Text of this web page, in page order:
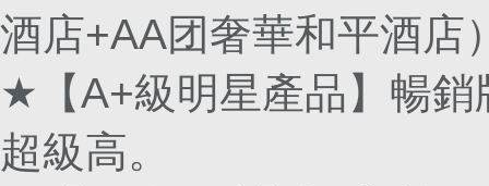
酒店+AA团奢華和平酒店
★【A+級明星產品】暢銷
超級高。